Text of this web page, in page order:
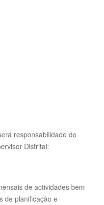
responsabilidade do
Distrital:
de actividades bem
de planificação e